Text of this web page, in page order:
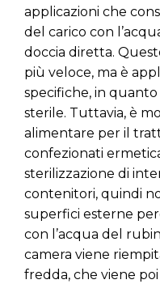
applicazioni che
del carico con
doccia diretta.
più veloce, ma è
specifiche, in
sterile. Tuttavia, è
alimentare per il
confezionati
sterilizzazione di
contenitori, quindi
superfici esterne
con l’acqua del
camera viene
fredda, che viene